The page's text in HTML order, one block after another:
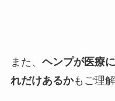
また、 ヘンプが医療
れだけあるかもご理